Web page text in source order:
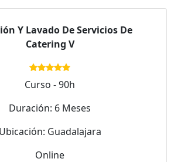
Y Lavado De Servicios De
Catering V
Curso - 90h
Duración: 6 Meses
Ubicación: Guadalajara
Online